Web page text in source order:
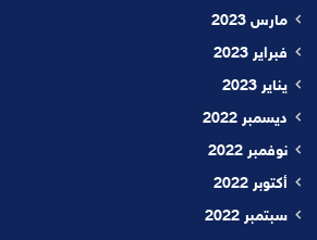
مارس 2023
فبراير 2023
يناير 2023
ديسمبر 2022
نوفمبر 2022
أكتوبر 2022
سبتمبر 2022